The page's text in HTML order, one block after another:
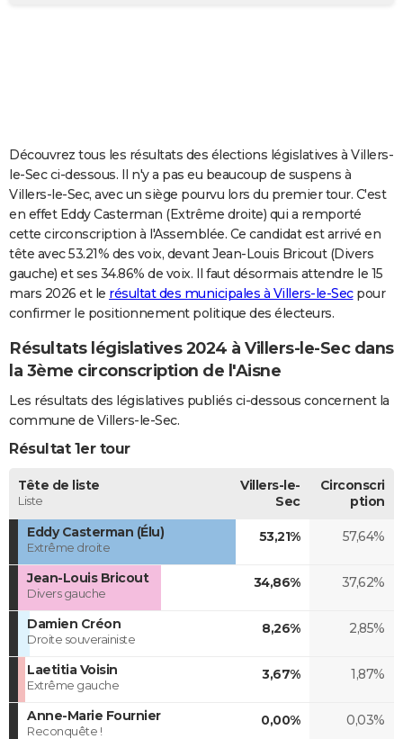
Carte de Noël
Carte Bonne année
Carte Saint-Valentin
Carte Pâques
Carte d'anniversaire
DICTIONNAIRE
Dictionnaire
Biographies
Citations
Expressions
Proverbes
PROGRAMME TV
COPAINS D'AVANT
S'inscrire
Se connecter
Lycées
Collèges
Primaires
Universités
Entreprises
Service militaire
Avis de recherche
AVIS DE DÉCÈS
FORUM
Bricolage
Lifestyle
Culture
Sport
Auto
Television
Voyage
Cinema
Découvrez tous les résultats des élections législatives à Villers-
le-Sec ci-dessous. Il n'y a pas eu beaucoup de suspens à
Villers-le-Sec, avec un siège pourvu lors du premier tour. C'est
en effet Eddy Casterman (Extrême droite) qui a remporté
cette circonscription à l'Assemblée. Ce candidat est arrivé en
tête avec 53.21% des voix, devant Jean-Louis Bricout (Divers
gauche) et ses 34.86% de voix. Il faut désormais attendre le 15
mars 2026 et le résultat des municipales à Villers-le-Secpour
confirmer le positionnement politique des électeurs.
Résultats législatives 2024 à Villers-le-Sec dans
la 3ème circonscription de l'Aisne
Les résultats des législatives publiés ci-dessous concernent la
commune de Villers-le-Sec.
Résultat 1er tour
Tête de liste
Liste
Villers-le-
Sec
Circonscri
ption
Eddy Casterman (Élu)
Extrême droite
53,21% 57,64%
Jean-Louis Bricout
Divers gauche
34,86% 37,62%
Damien Créon
Droite souverainiste
8,26% 2,85%
Laetitia Voisin
Extrême gauche
3,67% 1,87%
Anne-Marie Fournier
Reconquête !
0,00% 0,03%